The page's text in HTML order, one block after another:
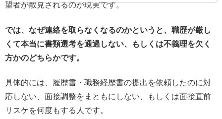
望者が散見されるのが現実です。
では、なぜ連絡を取らなくなるのかというと、職歴が厳し
くて本当に書類選考を通過しない、もしくは不義理を欠く
方かのどちらかです。
具体的には、履歴書・職務経歴書の提出を依頼したのに対
応しない、面接調整をまともにしない、もしくは面接直前
リスケを何度もする人です。